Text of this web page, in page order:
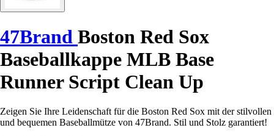
47Brand Boston Red Sox
Baseballkappe MLB Base
Runner Script Clean Up
Zeigen Sie Ihre Leidenschaft für die Boston Red Sox mit der stilvollen
und bequemen Baseballmütze von 47Brand. Stil und Stolz garantiert!